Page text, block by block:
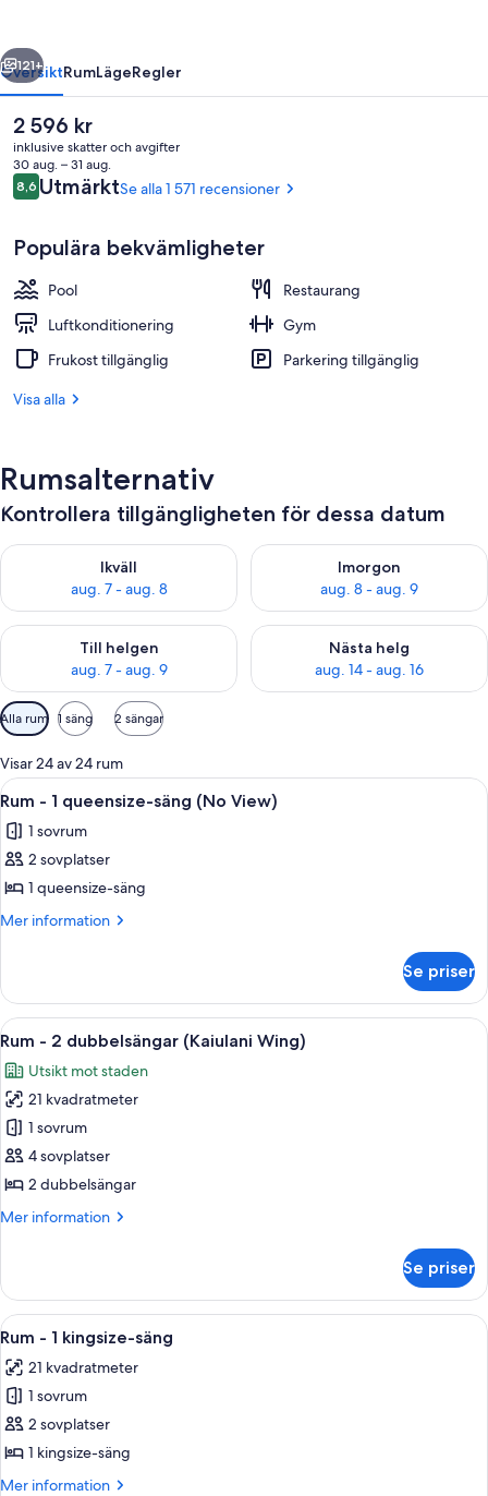
Svit - 1 kingsize-säng - hörn
Nästa
121+
ÖversiktRumLägeRegler
Det
nuvarande
priset
är
2 596 kr
2 596 kr
inklusive skatter och avgifter
30 aug. – 31 aug.
Recensioner
8,68,6 av 10,
UtmärktSe alla 1 571 recensioner
Populära bekvämligheter
Pool
Restaurang
Luftkonditionering
Gym
Frukost tillgänglig
Parkering tillgänglig
Visa alla
Rumsalternativ
Kontrollera tillgängligheten för dessa datum
Ikväll
aug. 7 - aug. 8
Kontrollera tillgängligheten för ikväll aug. 7 - aug. 8
Imorgon
aug. 8 - aug. 9
Kontrollera tillgängligheten
Till helgen
aug. 7 - aug. 9
Kontrollera tillgängligheten för den här helgen aug. 7 - aug. 9
Nästa helg
aug. 14 - aug. 16
Kontrollera tillgängligheten
Tillgängliga
filter
för
rum
Alla rum 1 säng 2 sängar
Visar 24 av 24 rum
Öppna
alla
foton
för
Rum
-
säng
(No
View)
Ett hotellrum med en stor säng, en
5
Rum - 1 queensize-säng (No View)
1 sovrum
2 sovplatser
1 queensize-säng
Mer information
Mer
-
queensize-
(No
View)
Se priser
Öppna
alla
foton
för
Rum
-
2
(Kaiulani
Ett modernt hotellrum med en stor
6
Rum - 2 dubbelsängar (Kaiulani Wing)
Utsikt mot staden
21 kvadratmeter
1 sovrum
4 sovplatser
2 dubbelsängar
Mer information
Mer
-
dubbelsängar
Wing)
Se priser
Öppna
alla
foton
för
Rum
-
1
Ett hotellrum med en stor säng, två
6
Rum - 1 kingsize-säng
21 kvadratmeter
1 sovrum
2 sovplatser
1 kingsize-säng
Mer information
Mer